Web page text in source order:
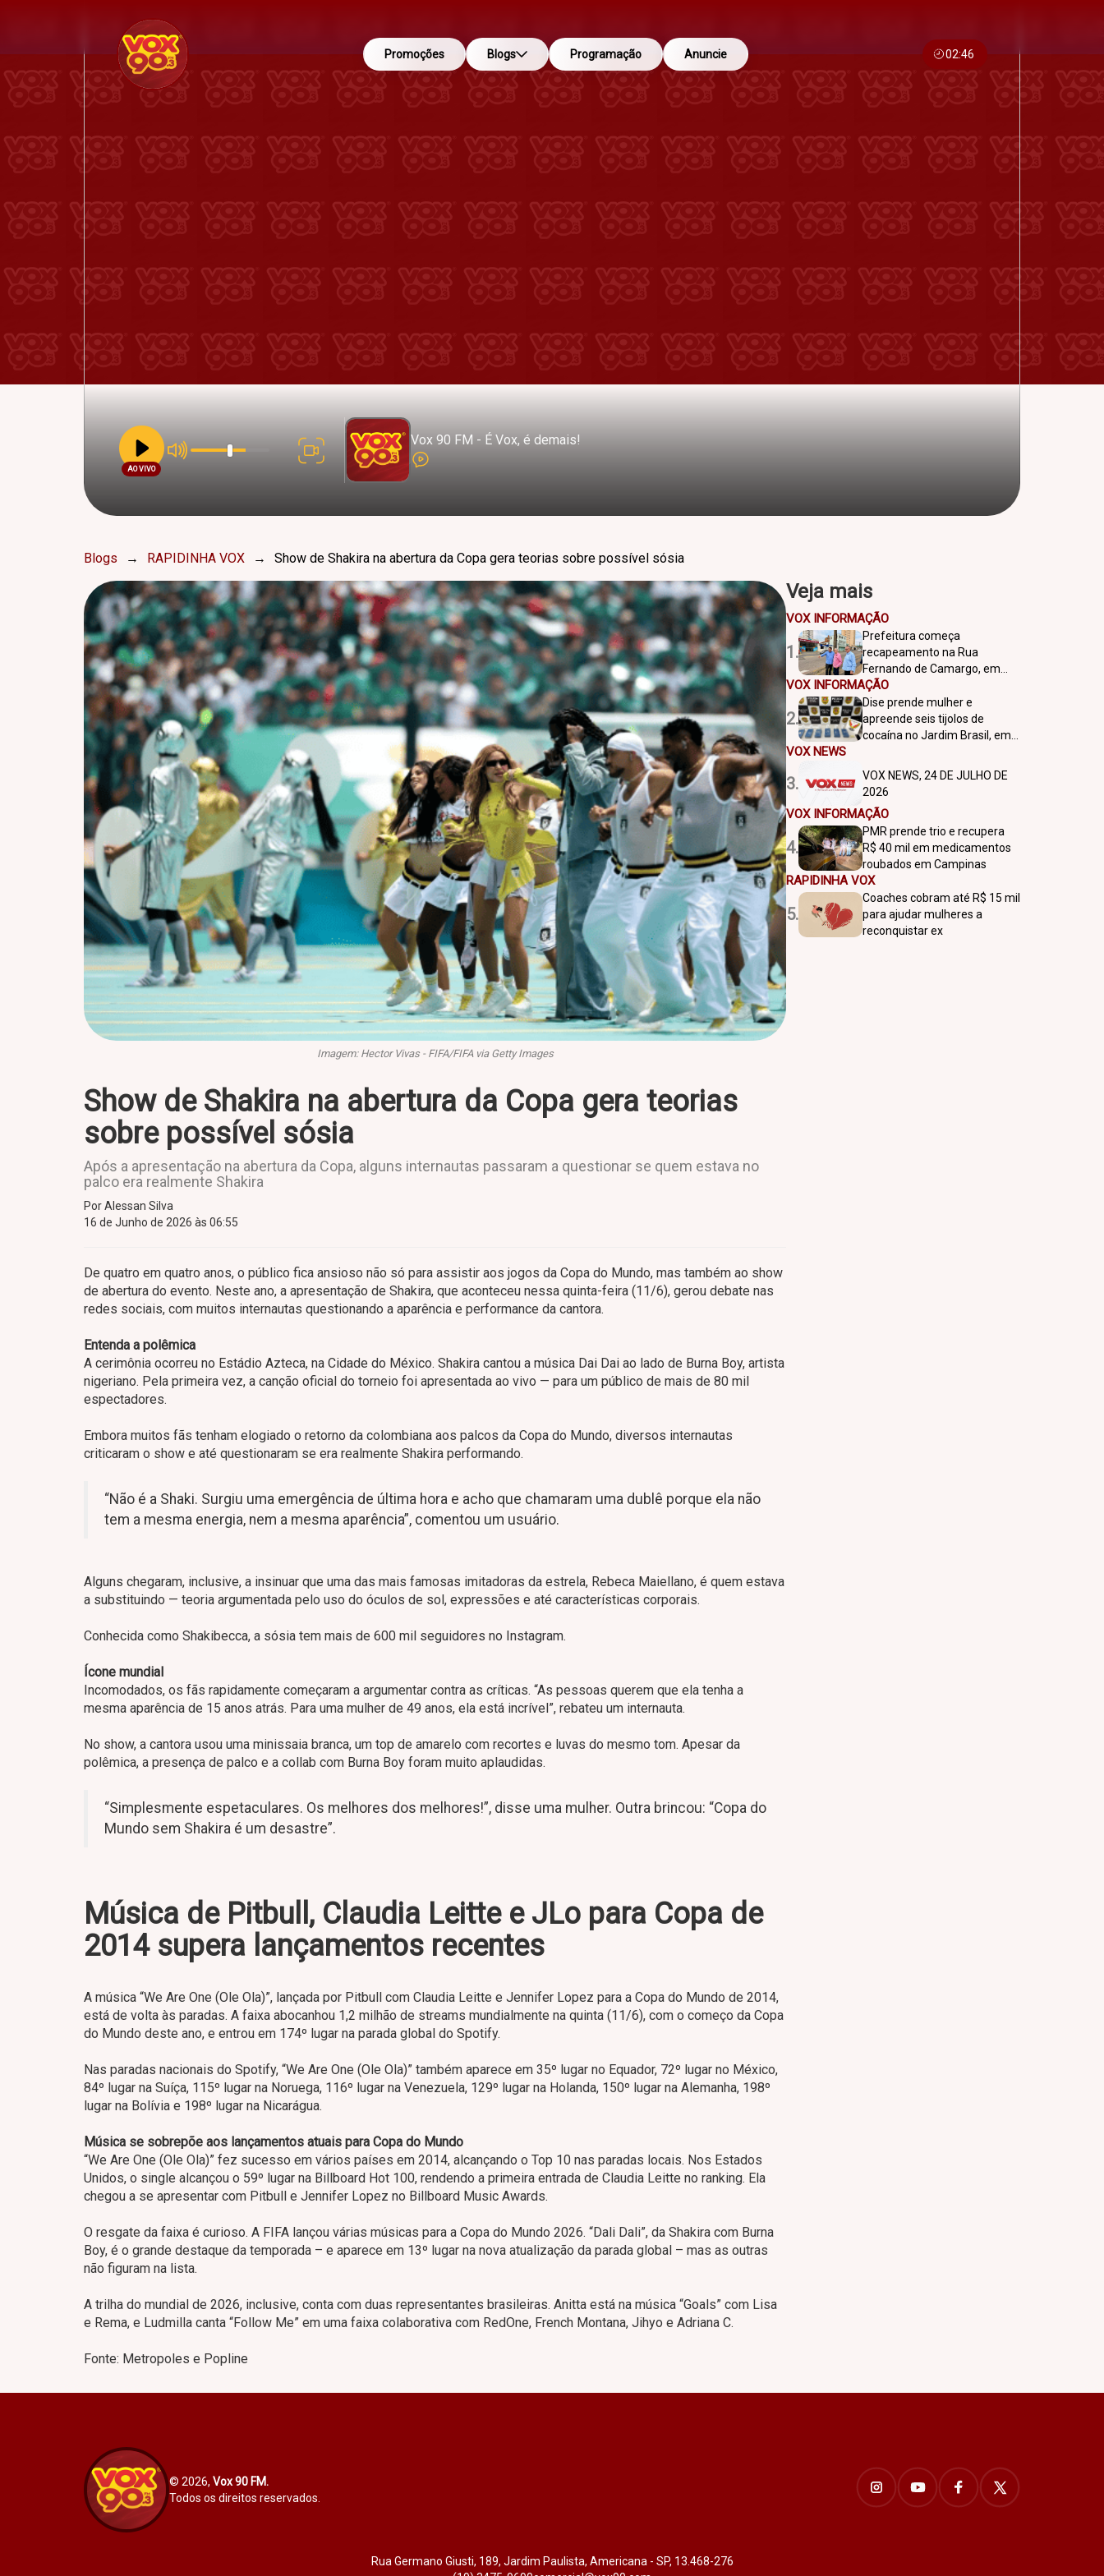
Promoções Blogs Programação Anuncie 02:46
AO VIVO
Vox 90 FM - É Vox, é demais!
Blogs → RAPIDINHA VOX → Show de Shakira na abertura da Copa gera teorias sobre possível sósia
Imagem: Hector Vivas - FIFA/FIFA via Getty Images
Show de Shakira na abertura da Copa gera teorias
sobre possível sósia
Após a apresentação na abertura da Copa, alguns internautas passaram a questionar se quem estava no
palco era realmente Shakira
Por Alessan Silva
16 de Junho de 2026 às 06:55
De quatro em quatro anos, o público fica ansioso não só para assistir aos jogos da Copa do Mundo, mas também ao show
de abertura do evento. Neste ano, a apresentação de Shakira, que aconteceu nessa quinta-feira (11/6), gerou debate nas
redes sociais, com muitos internautas questionando a aparência e performance da cantora.
Entenda a polêmica
A cerimônia ocorreu no Estádio Azteca, na Cidade do México. Shakira cantou a música Dai Dai ao lado de Burna Boy, artista
nigeriano. Pela primeira vez, a canção oficial do torneio foi apresentada ao vivo — para um público de mais de 80 mil
espectadores.
Embora muitos fãs tenham elogiado o retorno da colombiana aos palcos da Copa do Mundo, diversos internautas
criticaram o show e até questionaram se era realmente Shakira performando.
“Não é a Shaki. Surgiu uma emergência de última hora e acho que chamaram uma dublê porque ela não
tem a mesma energia, nem a mesma aparência”, comentou um usuário.
Alguns chegaram, inclusive, a insinuar que uma das mais famosas imitadoras da estrela, Rebeca Maiellano, é quem estava
a substituindo — teoria argumentada pelo uso do óculos de sol, expressões e até características corporais.
Conhecida como Shakibecca, a sósia tem mais de 600 mil seguidores no Instagram.
Ícone mundial
Incomodados, os fãs rapidamente começaram a argumentar contra as críticas. “As pessoas querem que ela tenha a
mesma aparência de 15 anos atrás. Para uma mulher de 49 anos, ela está incrível”, rebateu um internauta.
No show, a cantora usou uma minissaia branca, um top de amarelo com recortes e luvas do mesmo tom. Apesar da
polêmica, a presença de palco e a collab com Burna Boy foram muito aplaudidas.
“Simplesmente espetaculares. Os melhores dos melhores!”, disse uma mulher. Outra brincou: “Copa do
Mundo sem Shakira é um desastre”.
Música de Pitbull, Claudia Leitte e JLo para Copa de
2014 supera lançamentos recentes
A música “We Are One (Ole Ola)”, lançada por Pitbull com Claudia Leitte e Jennifer Lopez para a Copa do Mundo de 2014,
está de volta às paradas. A faixa abocanhou 1,2 milhão de streams mundialmente na quinta (11/6), com o começo da Copa
do Mundo deste ano, e entrou em 174º lugar na parada global do Spotify.
Nas paradas nacionais do Spotify, “We Are One (Ole Ola)” também aparece em 35º lugar no Equador, 72º lugar no México,
84º lugar na Suíça, 115º lugar na Noruega, 116º lugar na Venezuela, 129º lugar na Holanda, 150º lugar na Alemanha, 198º
lugar na Bolívia e 198º lugar na Nicarágua.
Música se sobrepõe aos lançamentos atuais para Copa do Mundo
“We Are One (Ole Ola)” fez sucesso em vários países em 2014, alcançando o Top 10 nas paradas locais. Nos Estados
Unidos, o single alcançou o 59º lugar na Billboard Hot 100, rendendo a primeira entrada de Claudia Leitte no ranking. Ela
chegou a se apresentar com Pitbull e Jennifer Lopez no Billboard Music Awards.
O resgate da faixa é curioso. A FIFA lançou várias músicas para a Copa do Mundo 2026. “Dali Dali”, da Shakira com Burna
Boy, é o grande destaque da temporada – e aparece em 13º lugar na nova atualização da parada global – mas as outras
não figuram na lista.
A trilha do mundial de 2026, inclusive, conta com duas representantes brasileiras. Anitta está na música “Goals” com Lisa
e Rema, e Ludmilla canta “Follow Me” em uma faixa colaborativa com RedOne, French Montana, Jihyo e Adriana C.
Fonte: Metropoles e Popline
Veja mais
VOX INFORMAÇÃO
1.
Prefeitura começa
recapeamento na Rua
Fernando de Camargo, em
Americana
VOX INFORMAÇÃO
2.
Dise prende mulher e
apreende seis tijolos de
cocaína no Jardim Brasil, em
VOX NEWS
3.
VOX NEWS, 24 DE JULHO DE
2026
VOX INFORMAÇÃO
4.
PMR prende trio e recupera
R$ 40 mil em medicamentos
roubados em Campinas
RAPIDINHA VOX
5.
Coaches cobram até R$ 15 mil
para ajudar mulheres a
reconquistar ex
© 2026, Vox 90 FM.
Todos os direitos reservados.
Rua Germano Giusti, 189, Jardim Paulista, Americana - SP, 13.468-276